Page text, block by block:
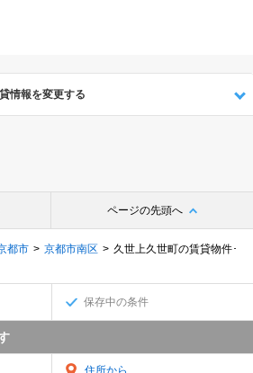
情報を変更する
ページの先頭へ
都市 京都市南区
久世上久世町の賃貸物件･
保存中の条件
住所から